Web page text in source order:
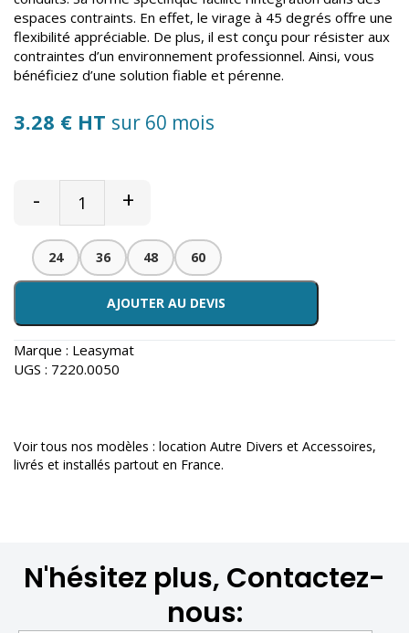
espaces contraints. En effet, le virage à 45 degrés offre une
flexibilité appréciable. De plus, il est conçu pour résister aux
contraintes d’un environnement professionnel. Ainsi, vous
bénéficiez d’une solution fiable et pérenne.
3.28 € HT sur 60 mois
- +
24 36 48 60
AJOUTER AU DEVIS
Marque : Leasymat
UGS : 7220.0050
Voir tous nos modèles : location Autre Divers et Accessoires,
livrés et installés partout en France.
N'hésitez plus, Contactez-
nous: